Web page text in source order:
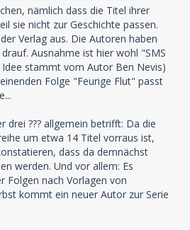
nämlich dass die Titel ihrer
sie nicht zur Geschichte passen.
Verlag aus. Die Autoren haben
Ausnahme ist hier wohl "SMS
Idee stammt vom Autor Ben Nevis)
Folge "Feurige Flut" passt
drei ??? allgemein betrifft: Da die
um etwa 14 Titel vorraus ist,
dass da demnächst
werden. Und vor allem: Es
Folgen nach Vorlagen von
kommt ein neuer Autor zur Serie